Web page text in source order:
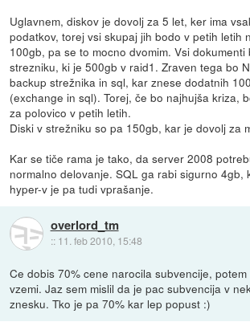
Uglavnem, diskov je dovolj za 5 let, ker ima
podatkov, torej vsi skupaj jih bodo v petih letih
100gb, pa se to mocno dvomim. Vsi dokumenti
strezniku, ki je 500gb v raid1. Zraven tega bo
backup strežnika in sql, kar znese dodatnih
(exchange in sql). Torej, če bo najhujša kriza,
za polovico v petih letih.
Diski v strežniku so pa 150gb, kar je dovolj za
Kar se tiče rama je tako, da server 2008
normalno delovanje. SQL ga rabi sigurno 4gb,
hyper-v je pa tudi vprašanje.
overlord_tm
:: 11. feb 2010, 15:48
Ce dobis 70% cene narocila subvencije,
vzemi. Jaz sem mislil da je pac subvencija v
znesku. Tko je pa 70% kar lep popust :)